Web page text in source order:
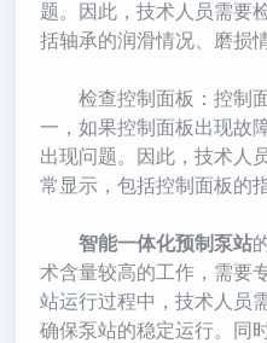
题。因此，技术人员需要
括轴承的润滑情况、磨损
检查控制面板：控制面
一，如果控制面板出现故
出现问题。因此，技术人
常显示，包括控制面板的
智能一体化预制泵站
术含量较高的工作，需要
站运行过程中，技术人员
确保泵站的稳定运行。同